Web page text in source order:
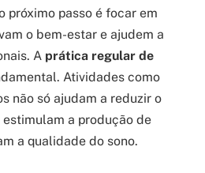
próximo passo é focar em
o bem-estar e ajudem a
A prática regular de
Atividades como
não só ajudam a reduzir o
a produção de
a qualidade do sono.